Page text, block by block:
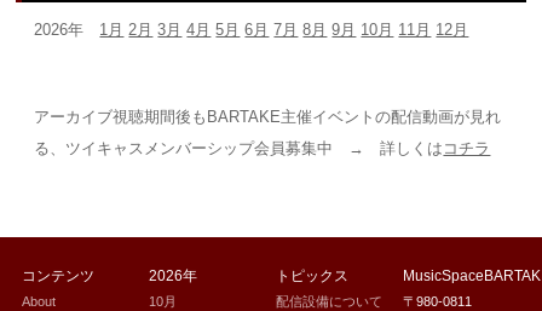
2026年 1月 2月 3月 4月 5月 6月 7月 8月 9月 10月 11月 12月
アーカイブ視聴期間後もBARTAKE主催イベントの配信動画が見れ
る、ツイキャスメンバーシップ会員募集中 → 詳しくは コチラ
コンテンツ
About
2026年
10月
トピックス
配信設備について
〒980-0811